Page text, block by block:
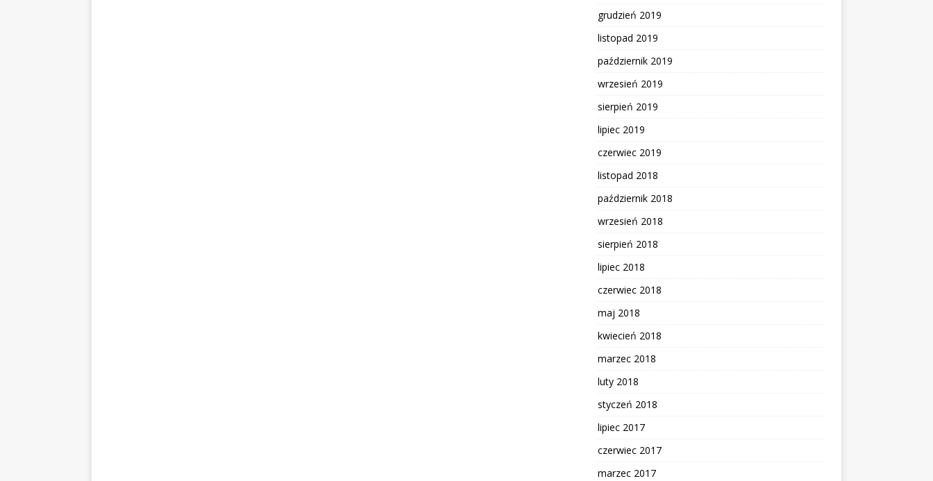
grudzień 2019
listopad 2019
październik 2019
wrzesień 2019
sierpień 2019
lipiec 2019
czerwiec 2019
listopad 2018
październik 2018
wrzesień 2018
sierpień 2018
lipiec 2018
czerwiec 2018
maj 2018
kwiecień 2018
marzec 2018
luty 2018
styczeń 2018
lipiec 2017
czerwiec 2017
marzec 2017